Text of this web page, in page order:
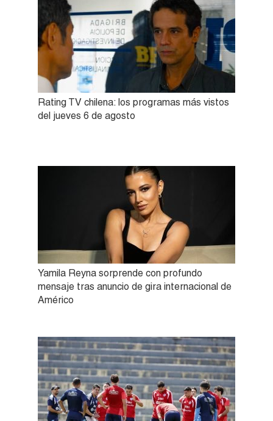
Rating TV chilena: los programas más vistos
del jueves 6 de agosto
Yamila Reyna sorprende con profundo
mensaje tras anuncio de gira internacional de
Américo